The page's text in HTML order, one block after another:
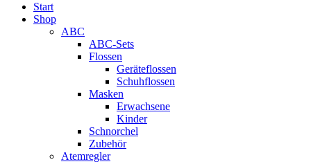
Start
Shop
ABC
ABC-Sets
Flossen
Geräteflossen
Schuhflossen
Masken
Erwachsene
Kinder
Schnorchel
Zubehör
Atemregler